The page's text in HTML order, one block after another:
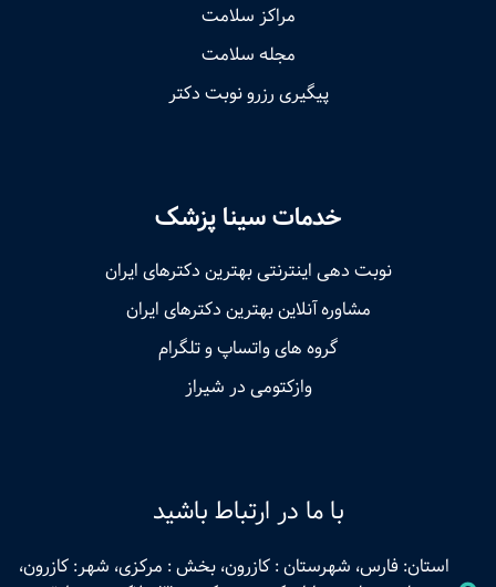
مراکز سلامت
مجله سلامت
پیگیری رزرو نوبت دکتر
خدمات سینا پزشک
نوبت‌ دهی اینترنتی بهترین دکترهای ایران
مشاوره آنلاین بهترین دکترهای ایران
گروه های واتساپ و تلگرام
وازکتومی در شیراز
با ما در ارتباط باشید
استان: فارس، شهرستان : کازرون، بخش : مرکزی، شهر: کازرون،